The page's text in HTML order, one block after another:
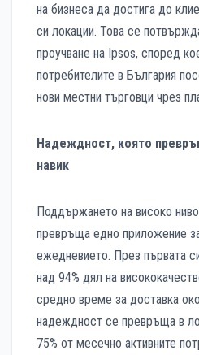
на бизнеса да достига до
си локации. Това се
проучване на Ipsos, според
потребителите в България
нови местни търговци чрез
Надеждност, която
навик
Поддържането на високо
превръща едно приложение
ежедневието. През първата
над 94% дял на
средно време за доставка
надеждност се превръща в
75% от месечно активните